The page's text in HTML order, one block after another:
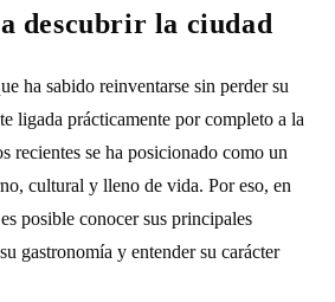
descubrir la ciudad
ha sabido reinventarse sin perder su
ligada prácticamente por completo a la
recientes se ha posicionado como un
cultural y lleno de vida. Por eso, en
posible conocer sus principales
gastronomía y entender su carácter